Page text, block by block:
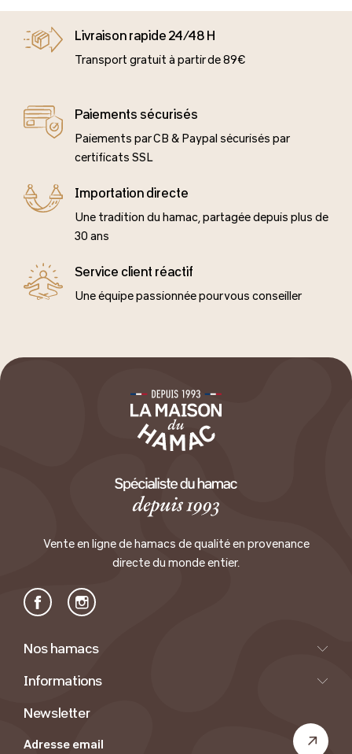
Livraison rapide 24/48 H
Transport gratuit à partir de 89€
Paiements sécurisés
Paiements par CB & Paypal sécurisés par
certificats SSL
Importation directe
Une tradition du hamac, partagée depuis plus de
30 ans
Service client réactif
Une équipe passionnée pour vous conseiller
Vente en ligne de hamacs de qualité en provenance
directe du monde entier.
FacebookInstagram
Nos hamacs
Informations
Newsletter